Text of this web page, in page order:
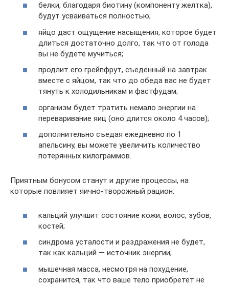
белки, благодаря биотину (компоненту желтка),
будут усваиваться полностью;
яйцо даст ощущение насыщения, которое будет
длиться достаточно долго, так что от голода
вы не будете мучиться;
продлит его грейпфрут, съеденный на завтрак
вместе с яйцом, так что до обеда вас не будет
тянуть к холодильникам и фастфудам;
организм будет тратить немало энергии на
переваривание яиц (оно длится около 4 часов);
дополнительно съедая ежедневно по 1
апельсину, вы можете увеличить количество
потерянных килограммов.
Приятным бонусом станут и другие процессы, на
которые повлияет яично-творожный рацион:
кальций улучшит состояние кожи, волос, зубов,
костей;
синдрома усталости и раздражения не будет,
так как кальций — источник энергии;
мышечная масса, несмотря на похудение,
сохранится, так что ваше тело приобретёт не